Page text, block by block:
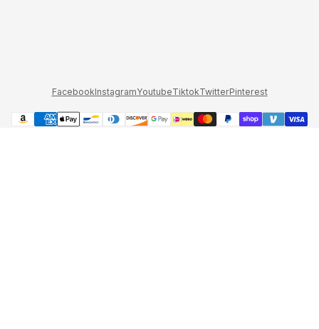
FacebookInstagramYoutubeTiktokTwitterPinterest